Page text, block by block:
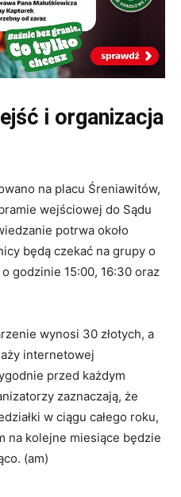
i organizacja
na placu Śreniawitów,
wejściowej do Sądu
potrwa około
będą czekać na grupy o
godzinie 15:00, 16:30 oraz
wynosi 30 złotych, a
internetowej
przed każdym
zaznaczają, że
w ciągu całego roku,
na kolejne miesiące będzie
(am)